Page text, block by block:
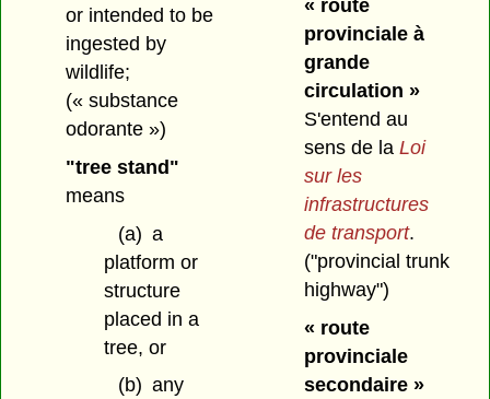
or intended to be
ingested by
wildlife;
(« substance
odorante »)
"tree stand"
means
(a) a
platform or
structure
placed in a
tree, or
(b) any
« route
provinciale à
grande
circulation »
S'entend au
sens de la Loi
sur les
infrastructures
de transport.
("provincial trunk
highway")
« route
provinciale
secondaire »